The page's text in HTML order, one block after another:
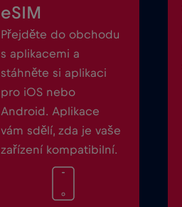
eSIM
Přejděte do obchodu
s aplikacemi a
stáhněte si aplikaci
pro iOS nebo
Android. Aplikace
vám sdělí, zda je vaše
zařízení kompatibilní.